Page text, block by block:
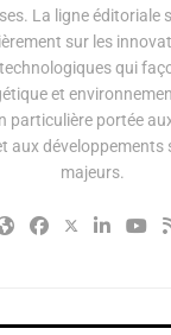
La ligne éditoriale
sur les
qui
et
particulière portée
aux développements
majeurs.